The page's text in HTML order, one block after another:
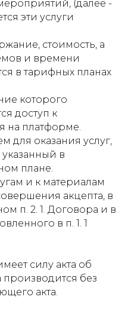
(далее -
эти услуги
стоимость, а
и времени
в тарифных планах
которого
доступ к
на платформе.
для оказания услуг,
указанный в
плане.
и к материалам
акцепта, в
п. 2. 1. Договора и в
в п. 1. 1
силу акта об
производится без
акта.